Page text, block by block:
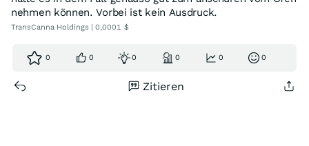
nehmen können. Vorbei ist kein Ausdruck.
TransCanna Holdings | 0,0001 $
0 0 0 0 0 0
Zitieren